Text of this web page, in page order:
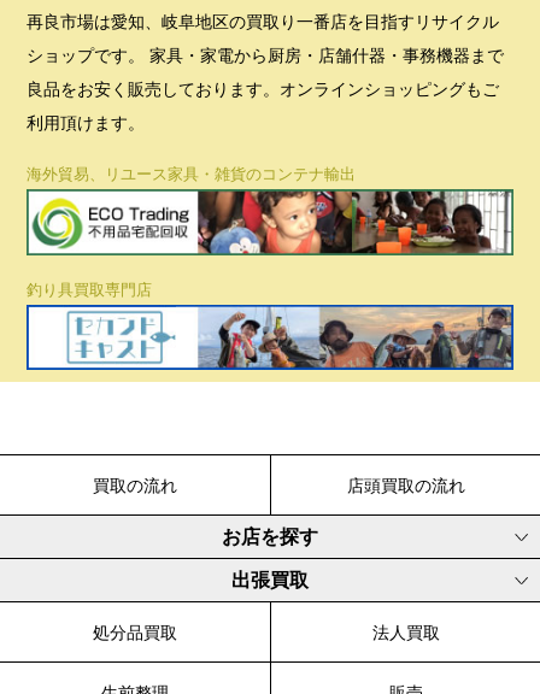
再良市場は愛知、岐阜地区の買取り一番店を目指すリサイクル
ショップです。 家具・家電から厨房・店舗什器・事務機器まで
良品をお安く販売しております。オンラインショッピングもご
利用頂けます。
海外貿易、リユース家具・雑貨のコンテナ輸出
釣り具買取専門店
買取の流れ 店頭買取の流れ
お店を探す
出張買取
処分品買取 法人買取